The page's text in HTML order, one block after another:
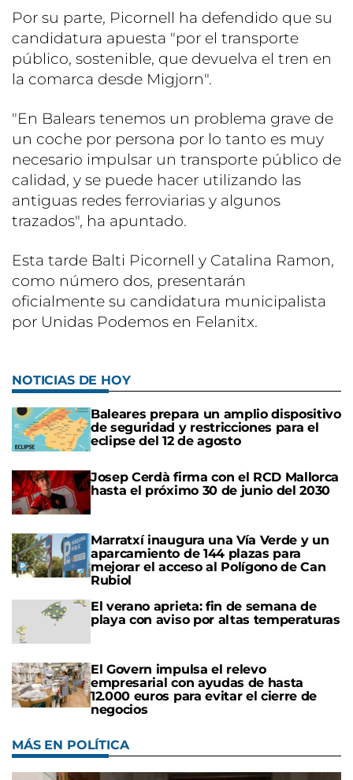
Por su parte, Picornell ha defendido que su
candidatura apuesta "por el transporte
público, sostenible, que devuelva el tren en
la comarca desde Migjorn".
"En Balears tenemos un problema grave de
un coche por persona por lo tanto es muy
necesario impulsar un transporte público de
calidad, y se puede hacer utilizando las
antiguas redes ferroviarias y algunos
trazados", ha apuntado.
Esta tarde Balti Picornell y Catalina Ramon,
como número dos, presentarán
oficialmente su candidatura municipalista
por Unidas Podemos en Felanitx.
NOTICIAS DE HOY
Baleares prepara un amplio dispositivo
de seguridad y restricciones para el
eclipse del 12 de agosto
Josep Cerdà firma con el RCD Mallorca
hasta el próximo 30 de junio del 2030
Marratxí inaugura una Vía Verde y un
aparcamiento de 144 plazas para
mejorar el acceso al Polígono de Can
Rubiol
El verano aprieta: fin de semana de
playa con aviso por altas temperaturas
El Govern impulsa el relevo
empresarial con ayudas de hasta
12.000 euros para evitar el cierre de
negocios
MÁS EN POLÍTICA